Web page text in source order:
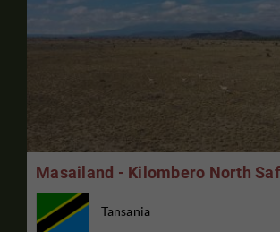
Masailand - Kilombero North
Tansania